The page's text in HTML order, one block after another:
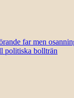
far men
politiska bollträn